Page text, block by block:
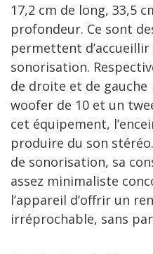
17,2 cm de long, 33,5
profondeur. Ce sont
permettent
sonorisation.
de droite et de
woofer de 10 et un
cet équipement,
produire du son
de sonorisation, sa
assez minimaliste
l’appareil d’offrir un
irréprochable, sans